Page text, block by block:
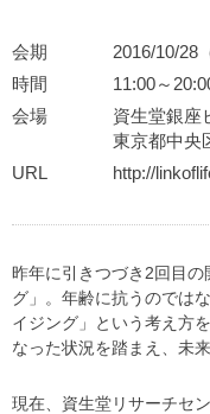
会期
2016/10/28
時間
11:00～
会場
資生堂銀座
東京都中央
URL http://
昨年に引きつづき2回目
グ」。年齢に抗うのでは
イジング」という考え方
なった状況を踏まえ、未
現在、資生堂リサーチセ